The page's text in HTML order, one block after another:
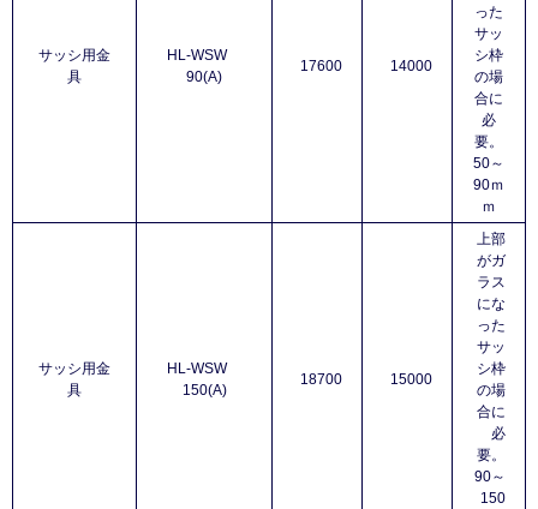
サッシ用金
具
HL-WSW
90(A)
17600 14000
った
サッ
シ枠
の場
合に
必
要。
50～
90ｍ
ｍ
サッシ用金
具
HL-WSW
150(A)
18700 15000
上部
がガ
ラス
にな
った
サッ
シ枠
の場
合に
必
要。
90～
150